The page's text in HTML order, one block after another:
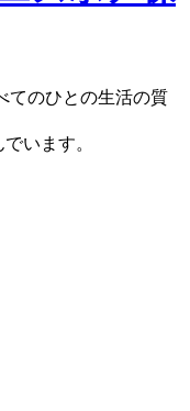
てのひとの生活の質
います。